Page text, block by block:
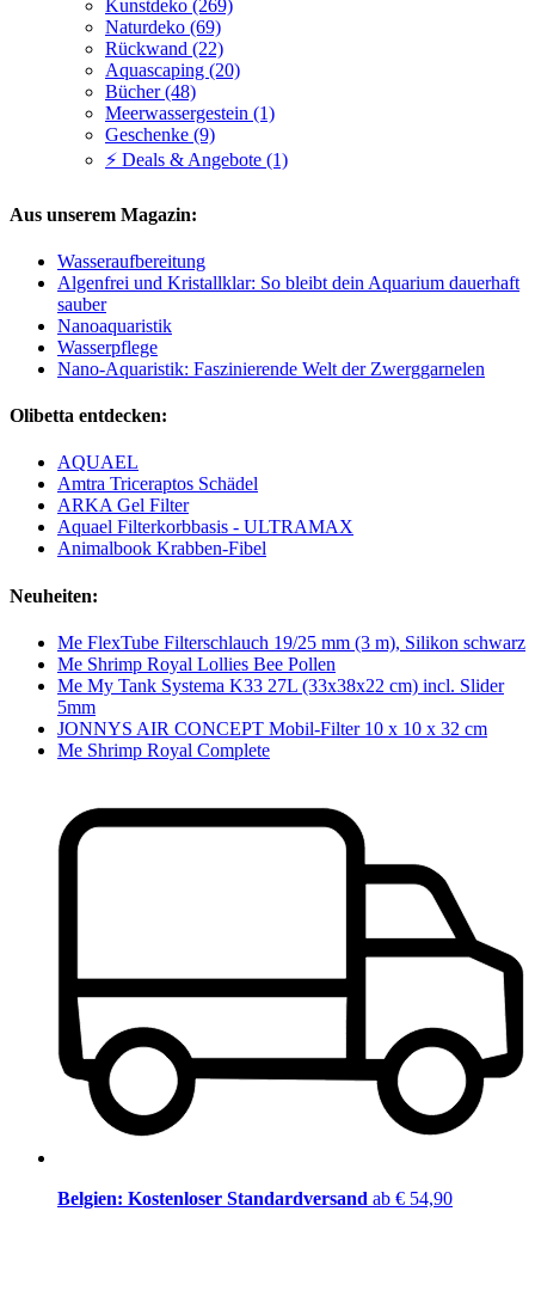
Kunstdeko (269)
Naturdeko (69)
Rückwand (22)
Aquascaping (20)
Bücher (48)
Meerwassergestein (1)
Geschenke (9)
⚡ Deals & Angebote (1)
Aus unserem Magazin:
Wasseraufbereitung
Algenfrei und Kristallklar: So bleibt dein Aquarium dauerhaft
sauber
Nanoaquaristik
Wasserpflege
Nano-Aquaristik: Faszinierende Welt der Zwerggarnelen
Olibetta entdecken:
AQUAEL
Amtra Triceraptos Schädel
ARKA Gel Filter
Aquael Filterkorbbasis - ULTRAMAX
Animalbook Krabben-Fibel
Neuheiten:
Me FlexTube Filterschlauch 19/25 mm (3 m), Silikon schwarz
Me Shrimp Royal Lollies Bee Pollen
Me My Tank Systema K33 27L (33x38x22 cm) incl. Slider
5mm
JONNYS AIR CONCEPT Mobil-Filter 10 x 10 x 32 cm
Me Shrimp Royal Complete
Belgien: Kostenloser Standardversand ab € 54,90